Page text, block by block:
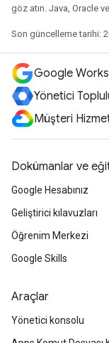
göz atın. Java, Oracle
Son güncelleme tarihi:
Google
Yönetici
Müşteri
Dokümanlar ve
Google Hesabınız
Geliştirici kılavuzları
Öğrenim Merkezi
Google Skills
Araçlar
Yönetici konsolu